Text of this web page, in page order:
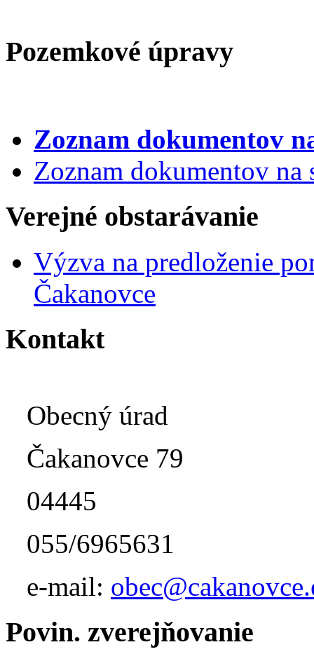
Pozemkové úpravy
Zoznam dokumentov
Zoznam dokumentov
Verejné obstarávanie
Výzva na predloženie
Čakanovce
Kontakt
Obecný úrad
Čakanovce 79
04445
055/6965631
e-mail:
Povin. zverejňovanie